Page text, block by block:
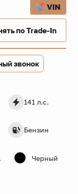
141 л.с.
Бензин
Черный
VIN
по Trade-In
звонок